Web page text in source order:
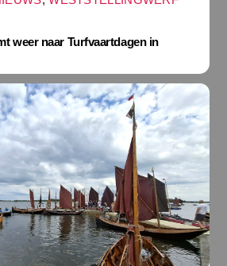
weer naar Turfvaartdagen in